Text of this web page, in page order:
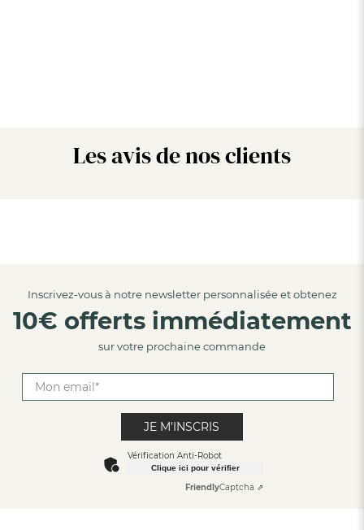
Les avis de nos clients
Inscrivez-vous à notre newsletter personnalisée et obtenez
10€ offerts immédiatement
sur votre prochaine commande
JE M'INSCRIS
Vérification Anti-Robot
Clique ici pour vérifier
FriendlyCaptcha ⇗